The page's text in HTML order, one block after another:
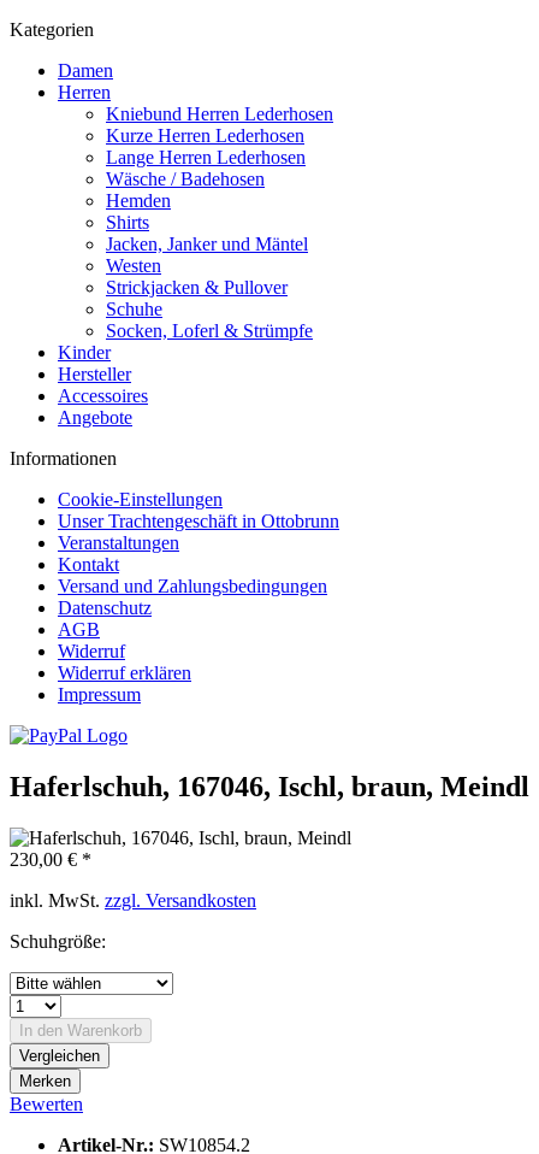
Kategorien
Damen
Herren
Kniebund Herren Lederhosen
Kurze Herren Lederhosen
Lange Herren Lederhosen
Wäsche / Badehosen
Hemden
Shirts
Jacken, Janker und Mäntel
Westen
Strickjacken & Pullover
Schuhe
Socken, Loferl & Strümpfe
Kinder
Hersteller
Accessoires
Angebote
Informationen
Cookie-Einstellungen
Unser Trachtengeschäft in Ottobrunn
Veranstaltungen
Kontakt
Versand und Zahlungsbedingungen
Datenschutz
AGB
Widerruf
Widerruf erklären
Impressum
Haferlschuh, 167046, Ischl, braun, Meindl
230,00 € *
inkl. MwSt. zzgl. Versandkosten
Schuhgröße:
In den Warenkorb
Vergleichen
Merken
Bewerten
Artikel-Nr.: SW10854.2